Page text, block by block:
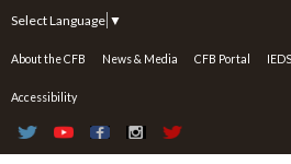
Select Language ▼
About the CFB News & Media CFB Portal IEDS
Accessibility